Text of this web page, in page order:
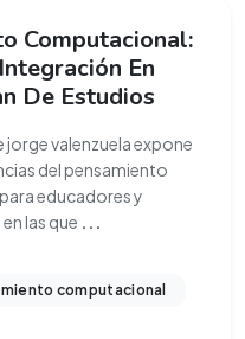
Computacional:
En
De Estudios
jorge valenzuela expone
del pensamiento
educadores y
las que ...
computacional